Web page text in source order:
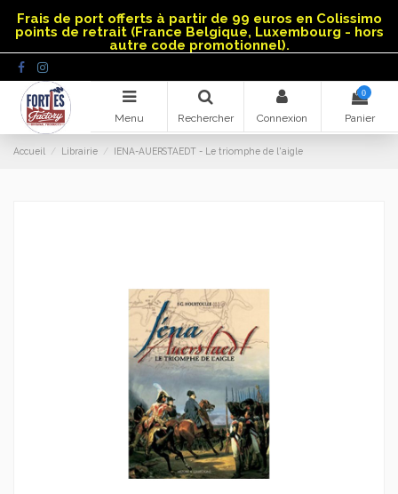
Frais de port offerts à partir de 99 euros en Colissimo
points de retrait (France Belgique, Luxembourg - hors
autre code promotionnel).
Menu Rechercher Connexion
0
Panier
Accueil Librairie IENA-AUERSTAEDT - Le triomphe de l'aigle